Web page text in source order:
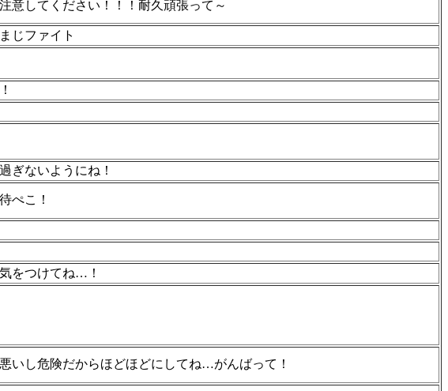
意してください！！！耐久頑張って～
じファイト
ぎないようにね！
ぺこ！
をつけてね…！
いし危険だからほどほどにしてね…がんばって！